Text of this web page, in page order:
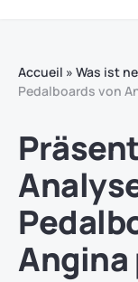
Accueil » Was ist
Pedalboards von